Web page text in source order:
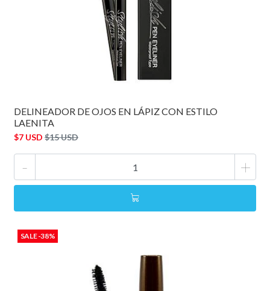
DELINEADOR DE OJOS EN LÁPIZ CON ESTILO
LAENITA
$7 USD $15 USD
- +
SALE -38%